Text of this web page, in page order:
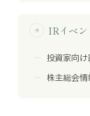
arrow_forward IRイベン
投資家向
株主総会情